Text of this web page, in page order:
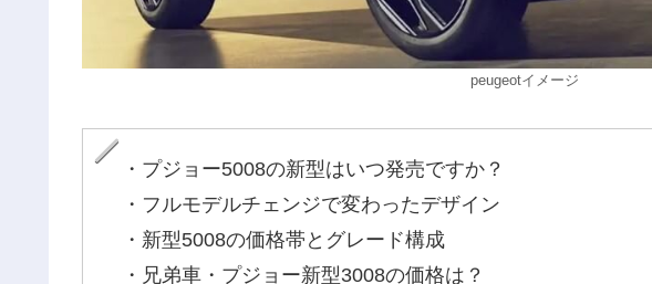
peugeotイメージ
・プジョー5008の新型はいつ発売ですか？
・フルモデルチェンジで変わったデザイン
・新型5008の価格帯とグレード構成
・兄弟車・プジョー新型3008の価格は？